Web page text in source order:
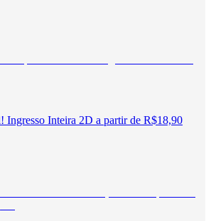
Ingresso Inteira 2D a partir de R$18,90